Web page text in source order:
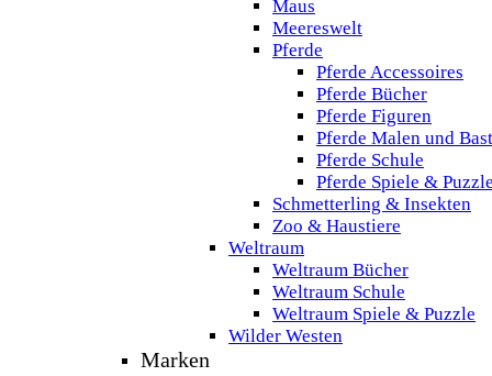
Maus
Meereswelt
Pferde
Pferde Accessoires
Pferde Bücher
Pferde Figuren
Pferde Malen und
Pferde Schule
Pferde Spiele &
Schmetterling & Insekten
Zoo & Haustiere
Weltraum
Weltraum Bücher
Weltraum Schule
Weltraum Spiele & Puzzle
Wilder Westen
Marken